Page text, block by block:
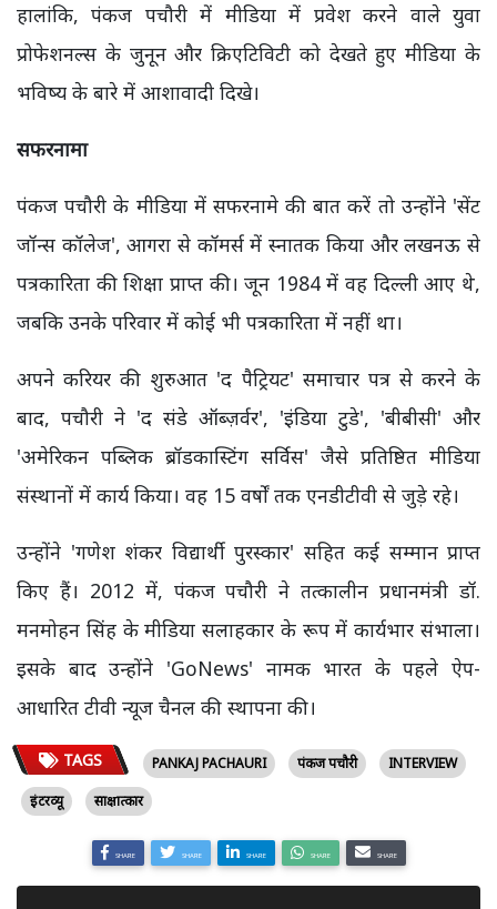
हालांकि, पंकज पचौरी में मीडिया में प्रवेश करने वाले युवा
प्रोफेशनल्स के जुनून और क्रिएटिविटी को देखते हुए मीडिया के
भविष्य के बारे में आशावादी दिखे।
सफरनामा
पंकज पचौरी के मीडिया में सफरनामे की बात करें तो उन्होंने 'सेंट
जॉन्स कॉलेज', आगरा से कॉमर्स में स्नातक किया और लखनऊ से
पत्रकारिता की शिक्षा प्राप्त की। जून 1984 में वह दिल्ली आए थे,
जबकि उनके परिवार में कोई भी पत्रकारिता में नहीं था।
अपने करियर की शुरुआत 'द पैट्रियट' समाचार पत्र से करने के
बाद, पचौरी ने 'द संडे ऑब्ज़र्वर', 'इंडिया टुडे', 'बीबीसी' और
'अमेरिकन पब्लिक ब्रॉडकास्टिंग सर्विस' जैसे प्रतिष्ठित मीडिया
संस्थानों में कार्य किया। वह 15 वर्षों तक एनडीटीवी से जुड़े रहे।
उन्होंने 'गणेश शंकर विद्यार्थी पुरस्कार' सहित कई सम्मान प्राप्त
किए हैं। 2012 में, पंकज पचौरी ने तत्कालीन प्रधानमंत्री डॉ.
मनमोहन सिंह के मीडिया सलाहकार के रूप में कार्यभार संभाला।
इसके बाद उन्होंने 'GoNews' नामक भारत के पहले ऐप-
आधारित टीवी न्यूज चैनल की स्थापना की।
TAGS PANKAJ PACHAURI पंकज पचौरी
INTERVIEW
इंटरव्यू
साक्षात्कार
SHARE SHARE SHARE SHARE SHARE